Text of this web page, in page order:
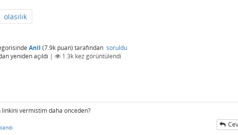
olasılık
Anil (7.9k puan) tarafından soruldu
yeniden açıldı | 1.3k kez görüntülendi
vermistim daha onceden?